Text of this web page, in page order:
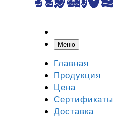
Меню
Главная
Продукция
Цена
Сертификаты
Доставка